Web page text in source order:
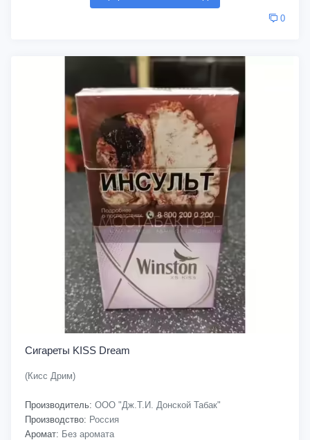
0
Сигареты KISS Dream
(Кисс Дрим)
Производитель: ООО "Дж.Т.И. Донской Табак"
Производство: Россия
Аромат: Без аромата